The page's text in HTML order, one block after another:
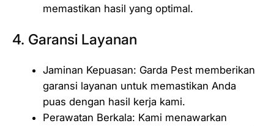
memastikan hasil yang optimal.
4. Garansi Layanan
Jaminan Kepuasan: Garda Pest memberikan
garansi layanan untuk memastikan Anda
puas dengan hasil kerja kami.
Perawatan Berkala: Kami menawarkan